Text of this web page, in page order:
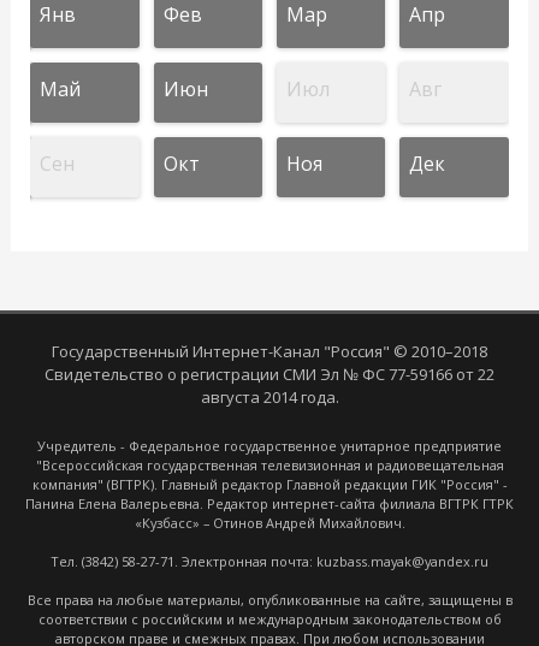
Янв Фев Мар Апр
Май Июн Июл Авг
Сен Окт Ноя Дек
Государственный Интернет-Канал "Россия" © 2010–2018
Свидетельство о регистрации СМИ Эл № ФС 77-59166 от 22
августа 2014 года.
Учредитель - Федеральное государственное унитарное предприятие
"Всероссийская государственная телевизионная и радиовещательная
компания" (ВГТРК). Главный редактор Главной редакции ГИК "Россия" -
Панина Елена Валерьевна. Редактор интернет-сайта филиала ВГТРК ГТРК
«Кузбасс» – Отинов Андрей Михайлович.
Тел. (3842) 58-27-71. Электронная почта: kuzbass.mayak@yandex.ru
Все права на любые материалы, опубликованные на сайте, защищены в
соответствии с российским и международным законодательством об
авторском праве и смежных правах. При любом использовании